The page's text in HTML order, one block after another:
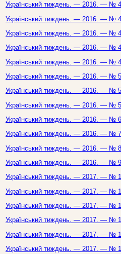
Український тиждень. — 2016. — №
Український тиждень. — 2016. — №
Український тиждень. — 2016. — №
Український тиждень. — 2016. — №
Український тиждень. — 2016. — №
Український тиждень. — 2016. — №
Український тиждень. — 2016. — №
Український тиждень. — 2016. — №
Український тиждень. — 2016. — №
Український тиждень. — 2016. — №
Український тиждень. — 2016. — № 8.
Український тиждень. — 2016. — № 9.
Український тиждень. — 2017. — №
Український тиждень. — 2017. — №
Український тиждень. — 2017. — №
Український тиждень. — 2017. — №
Український тиждень. — 2017. — №
Український тиждень. — 2017. — №